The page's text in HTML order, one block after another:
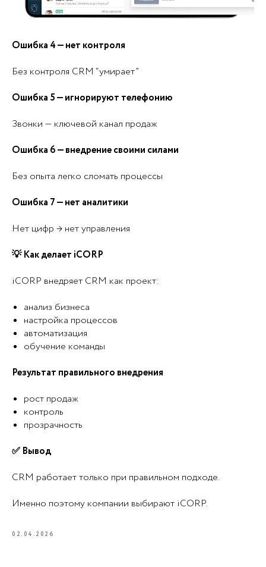
Ошибка 4 — нет контроля
Без контроля CRM “умирает”
Ошибка 5 — игнорируют телефонию
Звонки — ключевой канал продаж
Ошибка 6 — внедрение своими силами
Без опыта легко сломать процессы
Ошибка 7 — нет аналитики
Нет цифр → нет управления
💡 Как делает iCORP
iCORP внедряет CRM как проект:
анализ бизнеса
настройка процессов
автоматизация
обучение команды
Результат правильного внедрения
рост продаж
контроль
прозрачность
✅ Вывод
CRM работает только при правильном подходе.
Именно поэтому компании выбирают iCORP.
02.04.2026